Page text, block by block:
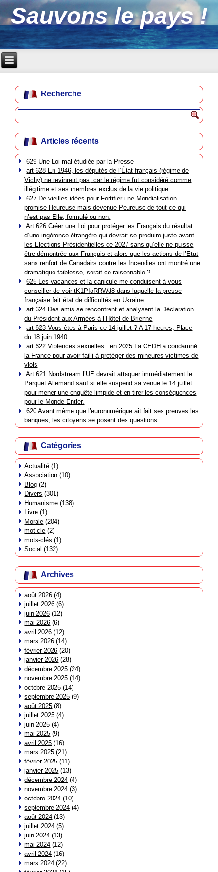
Sauvons le pays !
Recherche
Articles récents
629 Une Loi mal étudiée par la Presse
art 628 En 1946, les députés de l’État français (régime de
Vichy) ne revinrent pas, car le régime fut considéré comme
illégitime et ses membres exclus de la vie politique.
627 De vieilles idées pour Fortifier une Mondialisation
promise Heureuse mais devenue Peureuse de tout ce qui
n’est pas Elle, formulé ou non.
Art 626 Créer une Loi pour protéger les Français du résultat
d’une ingérence étrangère qui devrait se produire juste avant
les Elections Présidentielles de 2027 sans qu’elle ne puisse
être démontrée aux Français et alors que les actions de l’Etat
sans renfort de Canadairs contre les Incendies ont montré une
dramatique faiblesse, serait-ce raisonnable ?
625 Les vacances et la canicule me conduisent à vous
conseiller de voir tK1PIoRRWd8 dans laquelle la presse
française fait état de difficultés en Ukraine
art 624 Des amis se rencontrent et analysent la Déclaration
du Président aux Armées à l’Hôtel de Brienne
art 623 Vous êtes à Paris ce 14 juillet ? A 17 heures, Place
du 18 juin 1940…
art 622 Violences sexuelles : en 2025 La CEDH a condamné
la France pour avoir failli à protéger des mineures victimes de
viols
Art 621 Nordstream l’UE devrait attaquer immédiatement le
Parquet Allemand sauf si elle suspend sa venue le 14 juillet
pour mener une enquête limpide et en tirer les conséquences
pour le Monde Entier.
620 Avant même que l’euronumérique ait fait ses preuves les
banques, les citoyens se posent des questions
Catégories
Actualité (1)
Association (10)
Blog (2)
Divers (301)
Humanisme (138)
Livre (1)
Morale (204)
mot cle (2)
mots-clés (1)
Social (132)
Archives
août 2026 (4)
juillet 2026 (6)
juin 2026 (12)
mai 2026 (6)
avril 2026 (12)
mars 2026 (14)
février 2026 (20)
janvier 2026 (28)
décembre 2025 (24)
novembre 2025 (14)
octobre 2025 (14)
septembre 2025 (9)
août 2025 (8)
juillet 2025 (4)
juin 2025 (4)
mai 2025 (9)
avril 2025 (16)
mars 2025 (21)
février 2025 (11)
janvier 2025 (13)
décembre 2024 (4)
novembre 2024 (3)
octobre 2024 (10)
septembre 2024 (4)
août 2024 (13)
juillet 2024 (5)
juin 2024 (13)
mai 2024 (12)
avril 2024 (16)
mars 2024 (22)